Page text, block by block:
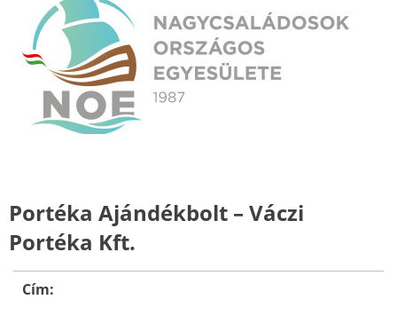
Portéka Ajándékbolt – Váczi
Portéka Kft.
Cím: